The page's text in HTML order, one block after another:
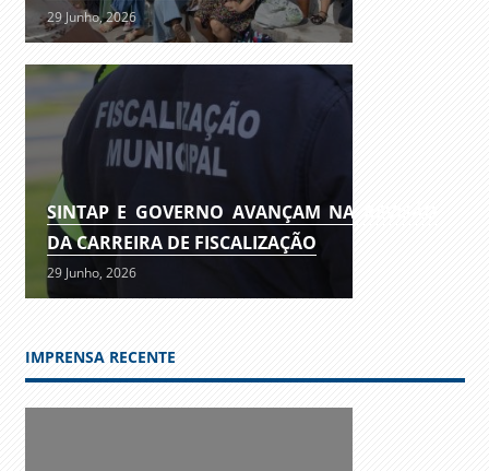
29 Junho, 2026
SINTAP E GOVERNO AVANÇAM NA REVISÃO
DA CARREIRA DE FISCALIZAÇÃO
29 Junho, 2026
IMPRENSA RECENTE